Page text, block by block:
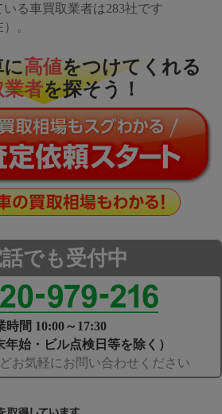
る車買取業者は283社です
。
に高値をつけてくれる
業者を探そう！
でも受付中
時間 10:00～17:30
年始・ビル点検日等を除く）
お気軽にお問い合わせください